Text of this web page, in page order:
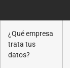
¿Qué empresa
trata tus
datos?